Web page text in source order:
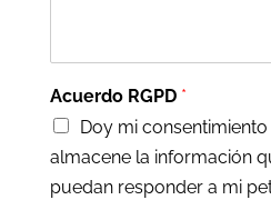
Acuerdo RGPD *
Doy mi
almacene la información
puedan responder a mi